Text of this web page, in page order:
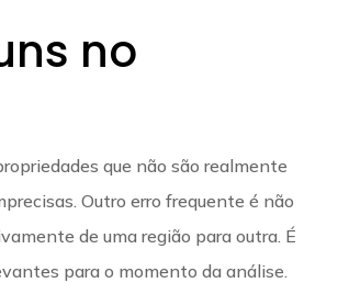
no
que não são realmente
Outro erro frequente é não
de uma região para outra. É
para o momento da análise.